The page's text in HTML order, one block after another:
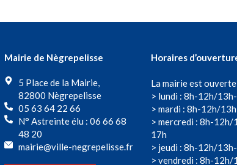
Mairie de Nègrepelisse
5 Place de la Mairie,
82800 Nègrepelisse
05 63 64 22 66
N° Astreinte élu : 06 66 68
48 20
mairie@ville-negrepelisse.fr
Horaires
La mairie est
> lundi : 8h-12h/
> mardi : 8h-12h/
> mercredi : 8h-12h/
17h
> jeudi : 8h-12h/
> vendredi : 8h-12h/